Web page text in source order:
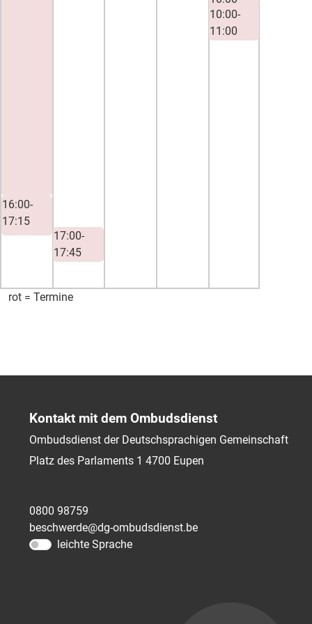
16:00-
17:15
17:00-
17:45
10:00-
11:00
rot = Termine
Kontakt mit dem Ombudsdienst
Ombudsdienst der Deutschsprachigen Gemeinschaft
Platz des Parlaments 1 4700 Eupen
0800 98759
beschwerde@dg-ombudsdienst.be
leichte Sprache